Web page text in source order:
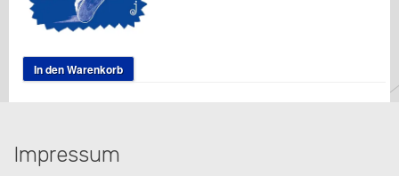
In den Warenkorb
Impressum